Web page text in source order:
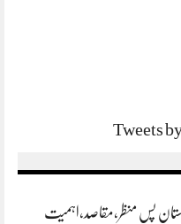
Tweets
پس منظر،مقاصد،اہمیت